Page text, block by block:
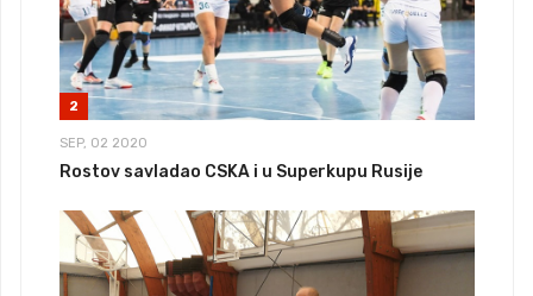
2
SEP, 02 2020
Rostov savladao CSKA i u Superkupu Rusije